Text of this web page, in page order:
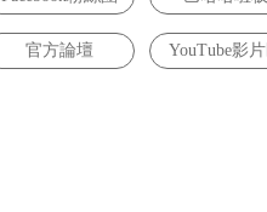
官方論壇 YouTube影